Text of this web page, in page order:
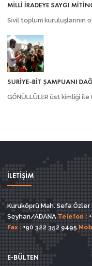
MİLLİ İRADEYE SAYGI
Sivil toplum kuruluşlarının
SURİYE-BİT ŞAMPUANI
GÖNÜLLÜLER üst kimliği ile
İLETİŞİM
Kuruköprü Mah. Sefa Özler
Seyhan/ADANA Telefon :
Fax : +90 322 352 9495
E-BÜLTEN